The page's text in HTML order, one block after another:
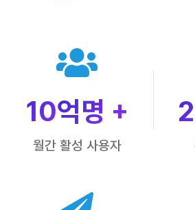
텔레그램 글로벌 이
10억명 +
월간 활성 사용자